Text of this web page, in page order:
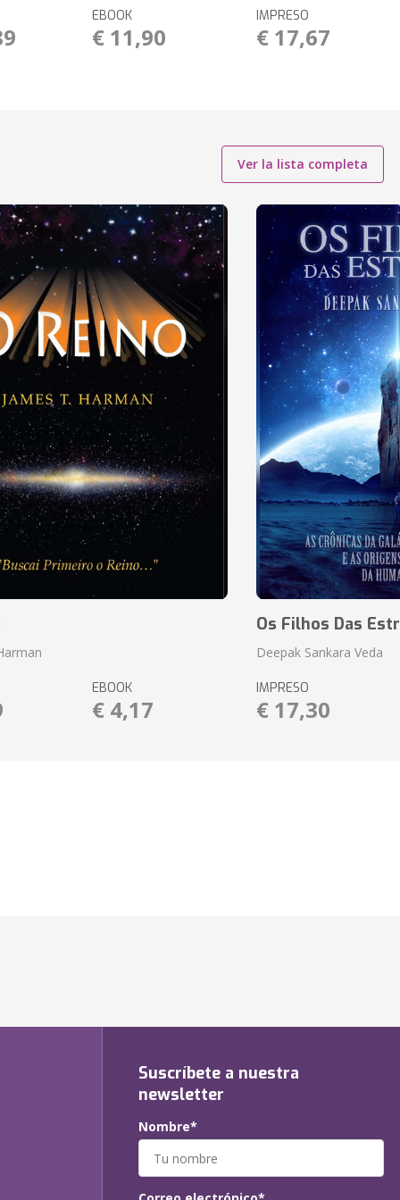
EBOOK
€ 11,90
IMPRESO
€ 17,67
Ver la lista completa
EBOOK
€ 4,17
Os Filhos Das
Deepak Sankara Veda
IMPRESO
€ 17,30
Suscríbete a nuestra
newsletter
Nombre*